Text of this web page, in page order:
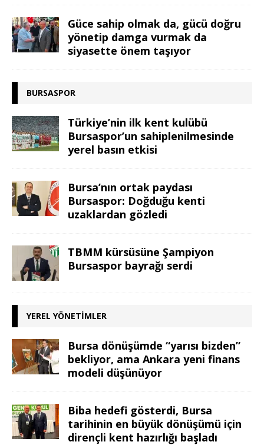
Güce sahip olmak da, gücü doğru
yönetip damga vurmak da
siyasette önem taşıyor
BURSASPOR
Türkiye’nin ilk kent kulübü
Bursaspor’un sahiplenilmesinde
yerel basın etkisi
Bursa’nın ortak paydası
Bursaspor: Doğduğu kenti
uzaklardan gözledi
TBMM kürsüsüne Şampiyon
Bursaspor bayrağı serdi
YEREL YÖNETIMLER
Bursa dönüşümde “yarısı bizden”
bekliyor, ama Ankara yeni finans
modeli düşünüyor
Biba hedefi gösterdi, Bursa
tarihinin en büyük dönüşümü için
dirençli kent hazırlığı başladı